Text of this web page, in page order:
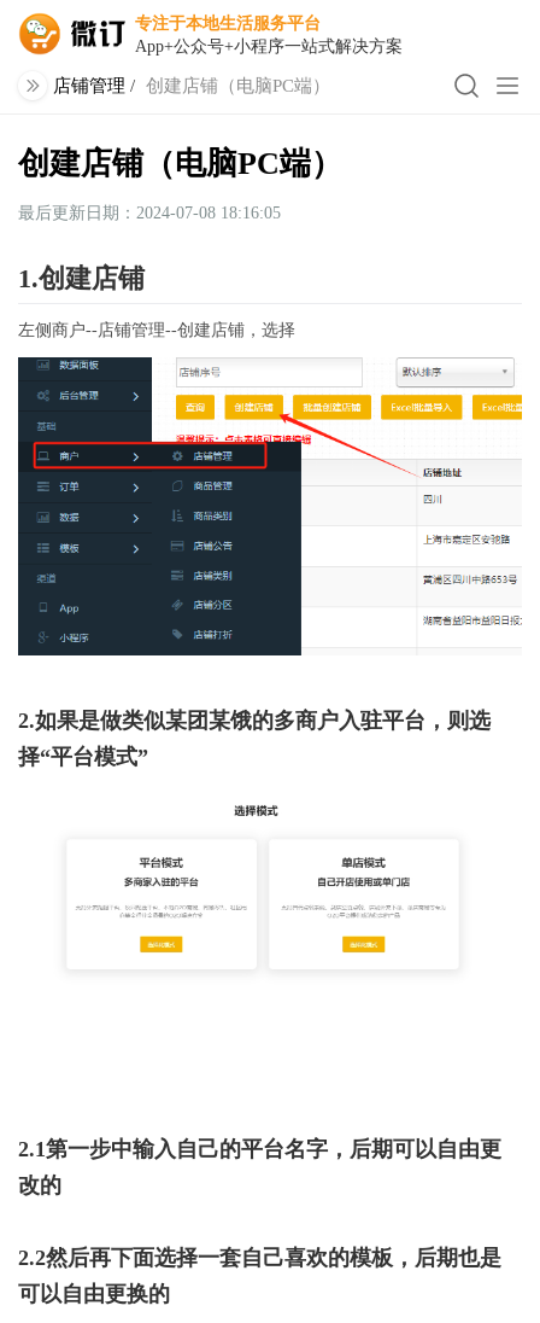
专注于本地生活服务平台
App+公众号+小程序一站式解决方案
店铺管理 / 创建店铺（电脑PC端）
创建店铺（电脑PC端）
最后更新日期：2024-07-08 18:16:05
1.创建店铺
左侧商户--店铺管理--创建店铺，选择
2.如果是做类似某团某饿的多商户入驻平台，则选
择“平台模式”
2.1第一步中输入自己的平台名字，后期可以自由更
改的
2.2然后再下面选择一套自己喜欢的模板，后期也是
可以自由更换的